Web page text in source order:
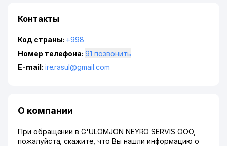
Контакты
Код страны: +998
Номер телефона:
91 позвонить
E-mail: ire.rasul@gmail.com
О компании
При обращении в G'ULOMJON NEYRO SERVIS ООО,
пожалуйста, скажите, что Вы нашли информацию о